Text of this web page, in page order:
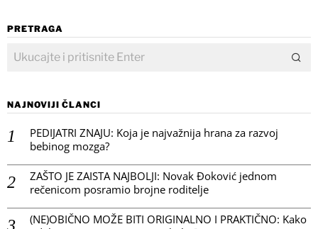
PRETRAGA
NAJNOVIJI ČLANCI
PEDIJATRI ZNAJU: Koja je najvažnija hrana za razvoj
bebinog mozga?
ZAŠTO JE ZAISTA NAJBOLJI: Novak Đoković jednom
rečenicom posramio brojne roditelje
(NE)OBIČNO MOŽE BITI ORIGINALNO I PRAKTIČNO: Kako